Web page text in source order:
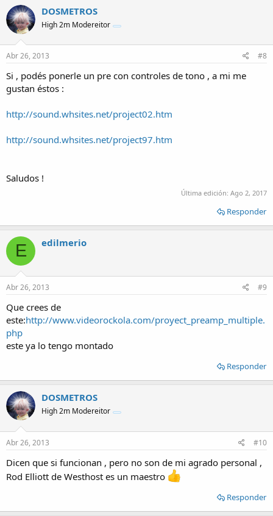
DOSMETROS
High 2m Modereitor
Abr 26, 2013 #8
Si , podés ponerle un pre con controles de tono , a mi me
gustan éstos :
http://sound.whsites.net/project02.htm
http://sound.whsites.net/project97.htm
Saludos !
Última edición: Ago 2, 2017
Responder
E edilmerio
Abr 26, 2013 #9
Que crees de
este:http://www.videorockola.com/proyect_preamp_multiple.
php
este ya lo tengo montado
Responder
DOSMETROS
High 2m Modereitor
Abr 26, 2013 #10
Dicen que si funcionan , pero no son de mi agrado personal ,
Rod Elliott de Westhost es un maestro
Responder